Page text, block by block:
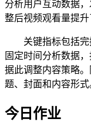
分析用户互动数据
整后视频观看量提升
关键指标包括
固定时间分析数据
据此调整内容策略
题、封面和内容形式
今日作业